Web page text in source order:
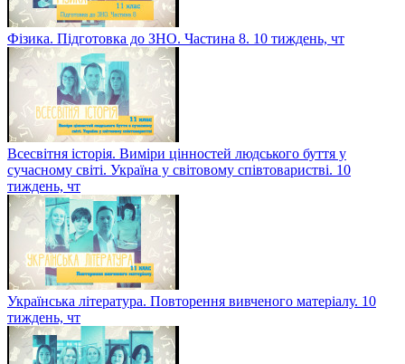
Фізика. Підготовка до ЗНО. Частина 8. 10 тиждень, чт
Всесвітня історія. Виміри цінностей людського буття у
сучасному світі. Україна у світовому співтоваристві. 10
тиждень, чт
Українська література. Повторення вивченого матеріалу. 10
тиждень, чт